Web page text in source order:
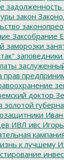
задолженность
закон
Заксобрание
заморозки
заповедники
прав
доктор
золотой
ИВЛ ивс
к лучшему